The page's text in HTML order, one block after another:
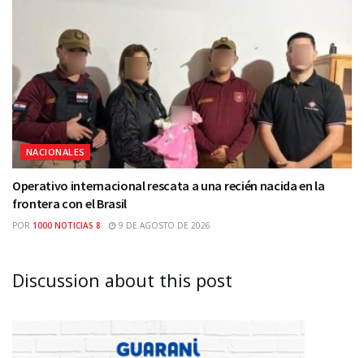
NACIONALES
Operativo internacional rescata a una recién nacida en la
frontera con el Brasil
POR 1000 NOTICIAS 8 9 DE AGOSTO DE 2026
Discussion about this post